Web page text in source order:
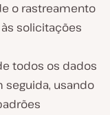
o rastreamento
solicitações
todos os dados
seguida, usando